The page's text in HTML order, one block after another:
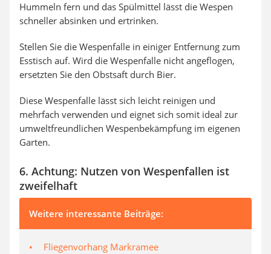
Hummeln fern und das Spülmittel lässt die Wespen
schneller absinken und ertrinken.
Stellen Sie die Wespenfalle in einiger Entfernung zum
Esstisch auf. Wird die Wespenfalle nicht angeflogen,
ersetzten Sie den Obstsaft durch Bier.
Diese Wespenfalle lässt sich leicht reinigen und
mehrfach verwenden und eignet sich somit ideal zur
umweltfreundlichen Wespenbekämpfung im eigenen
Garten.
6. Achtung: Nutzen von Wespenfallen ist
zweifelhaft
Weitere interessante Beiträge:
Fliegenvorhang Markramee